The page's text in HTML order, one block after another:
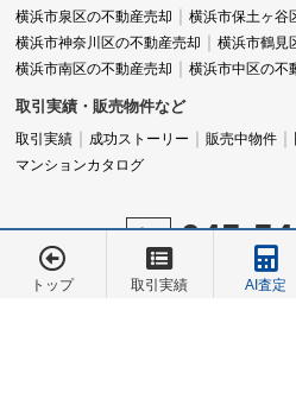
横浜市泉区の不動産売却
横浜市保土ヶ谷
横浜市神奈川区の不動産売却
横浜市鶴見
横浜市南区の不動産売却
横浜市中区の不
取引実績・販売物件など
取引実績 成功ストーリー 販売中物件
マンションカタログ
045-
営業時間：
定休日：
トップ 取引実績 AI査定